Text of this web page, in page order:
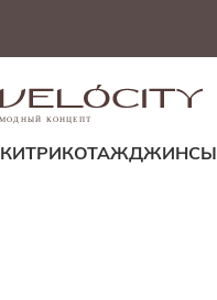
МОДНЫЙ КОНЦЕПТ
ТРИКОТАЖДЖИНСЫ